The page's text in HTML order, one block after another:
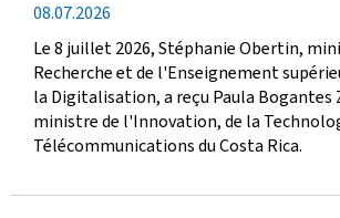
date
de
publication
08.07.2026
Le 8 juillet 2026, Stéphanie Obertin,
Recherche et de l'Enseignement
la Digitalisation, a reçu Paula Bogantes
ministre de l'Innovation, de la
Télécommunications du Costa Rica.